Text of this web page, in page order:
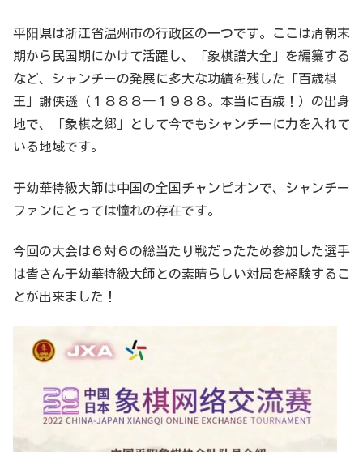
平阳県は浙江省温州市の行政区の一つです。ここは清朝末
期から民国期にかけて活躍し、「象棋譜大全」を編纂する
など、シャンチーの発展に多大な功績を残した「百歳棋
王」謝侠遜（１８８８―１９８８。本当に百歳！）の出身
地で、「象棋之郷」として今でもシャンチーに力を入れて
いる地域です。
于幼華特級大師は中国の全国チャンピオンで、シャンチー
ファンにとっては憧れの存在です。
今回の大会は６対６の総当たり戦だったため参加した選手
は皆さん于幼華特級大師との素晴らしい対局を経験するこ
とが出来ました！